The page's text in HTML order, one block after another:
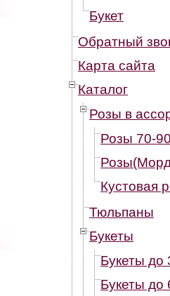
Букет
Обратный
Карта сайта
Каталог
Розы в
Розы 70-
Кустовая
Тюльпаны
Букеты
Букеты до
Букеты до